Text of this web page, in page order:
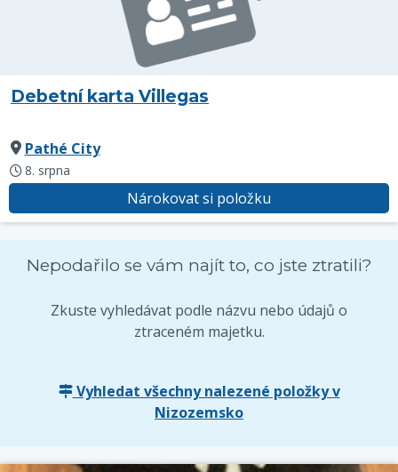
Debetní karta Villegas
Pathé City
8. srpna
Nárokovat si položku
Nepodařilo se vám najít to, co jste ztratili?
Zkuste vyhledávat podle názvu nebo údajů o
ztraceném majetku.
Vyhledat všechny nalezené položky v
Nizozemsko